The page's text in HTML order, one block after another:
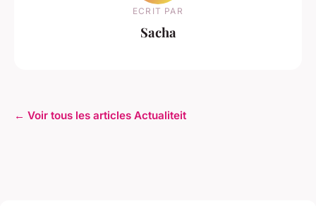
ECRIT PAR
Sacha
← Voir tous les articles Actualiteit